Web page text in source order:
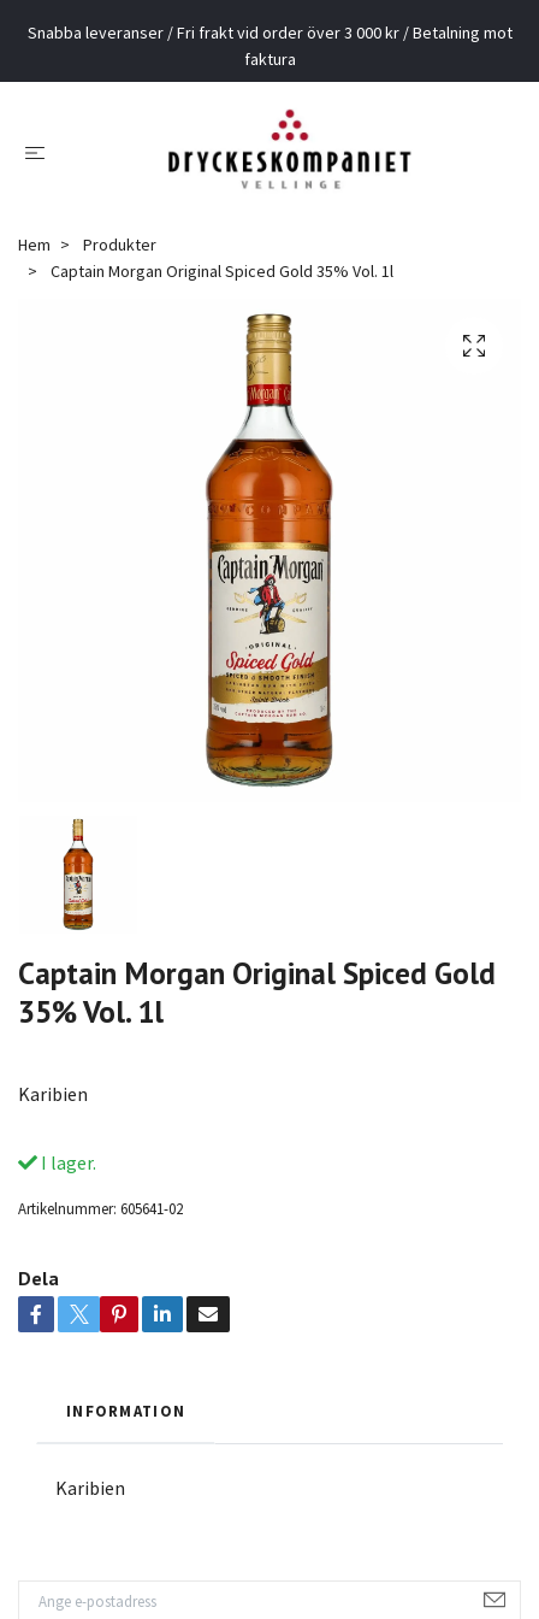
Snabba leveranser / Fri frakt vid order över 3 000 kr / Betalning mot
faktura
Hem
Produkter
Captain Morgan Original Spiced Gold 35% Vol. 1l
Captain Morgan Original Spiced Gold
35% Vol. 1l
Karibien
I lager.
Artikelnummer: 605641-02
Dela
INFORMATION
Karibien